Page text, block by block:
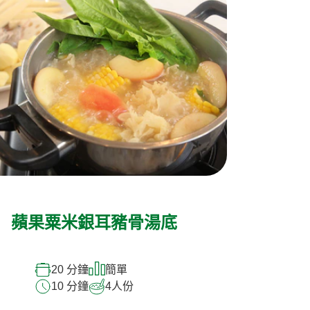
蘋果粟米銀耳豬骨湯底
20 分鐘
簡單
10 分鐘
4人份